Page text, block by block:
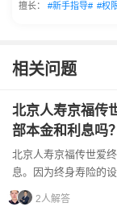
擅长： #新手指导# #权
相关问题
北京人寿京福传
部本金和利息吗？
北京人寿京福传世爱
息。因为终身寿险的
低，尚未达到或超过
2人解答